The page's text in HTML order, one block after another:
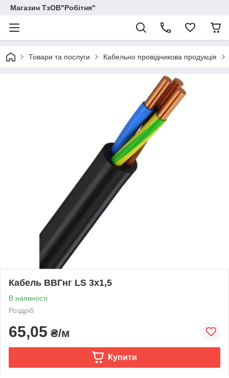
Магазин ТзОВ"Робітня"
Товари та послуги Кабельно провідникова продукція
Кабель ВВГнг LS 3х1,5
В наявності
Роздріб
65,05 ₴/м
Купити